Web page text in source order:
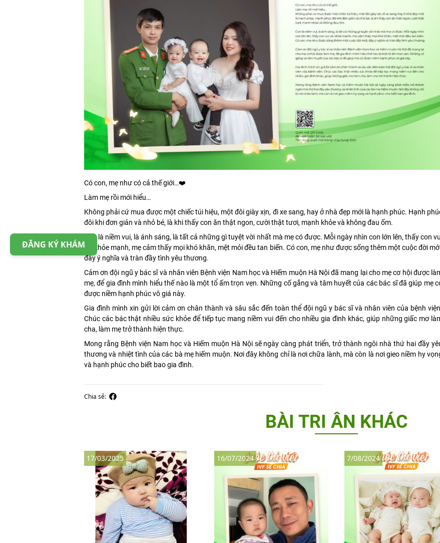
Có con, mẹ như có cả thế giới…❤️
Làm mẹ rồi mới hiểu…
Không phải cứ mua được một chiếc túi hiệu, một đôi giày xịn, đi xe sang, hay ở nhà đẹp mới là hạnh phúc. Hạnh
đôi khi đơn giản và nhỏ bé, là khi thấy con ăn thật ngon, cười thật tươi, mạnh khỏe và không đau ốm.
Con là niềm vui, là ánh sáng, là tất cả những gì tuyệt vời nhất mà mẹ có được. Mỗi ngày nhìn con lớn lên, thấy con
vẻ, khỏe mạnh, mẹ cảm thấy mọi khó khăn, mệt mỏi đều tan biến. Có con, mẹ như được sống thêm một cuộc đời
đầy ý nghĩa và tràn đầy tình yêu thương.
Cảm ơn đội ngũ y bác sĩ và nhân viên Bệnh viện Nam học và Hiếm muộn Hà Nội đã mang lại cho mẹ cơ hội được
mẹ, để gia đình mình hiểu thế nào là một tổ ấm trọn vẹn. Những cố gắng và tâm huyết của các bác sĩ đã giúp mẹ
được niềm hạnh phúc vô giá này.
Gia đình mình xin gửi lời cảm ơn chân thành và sâu sắc đến toàn thể đội ngũ y bác sĩ và nhân viên của bệnh
Chúc các bác thật nhiều sức khỏe để tiếp tục mang niềm vui đến cho nhiều gia đình khác, giúp những giấc mơ
cha, làm mẹ trở thành hiện thực.
Mong rằng Bệnh viện Nam học và Hiếm muộn Hà Nội sẽ ngày càng phát triển, trở thành ngôi nhà thứ hai đầy
thương và nhiệt tình của các bà mẹ hiếm muộn. Nơi đây không chỉ là nơi chữa lành, mà còn là nơi gieo niềm hy
và hạnh phúc cho biết bao gia đình.
Chia sẻ:
BÀI TRI ÂN KHÁC
17/03/2025 16/07/2024 7/08/2024
ĐĂNG KÝ KHÁM